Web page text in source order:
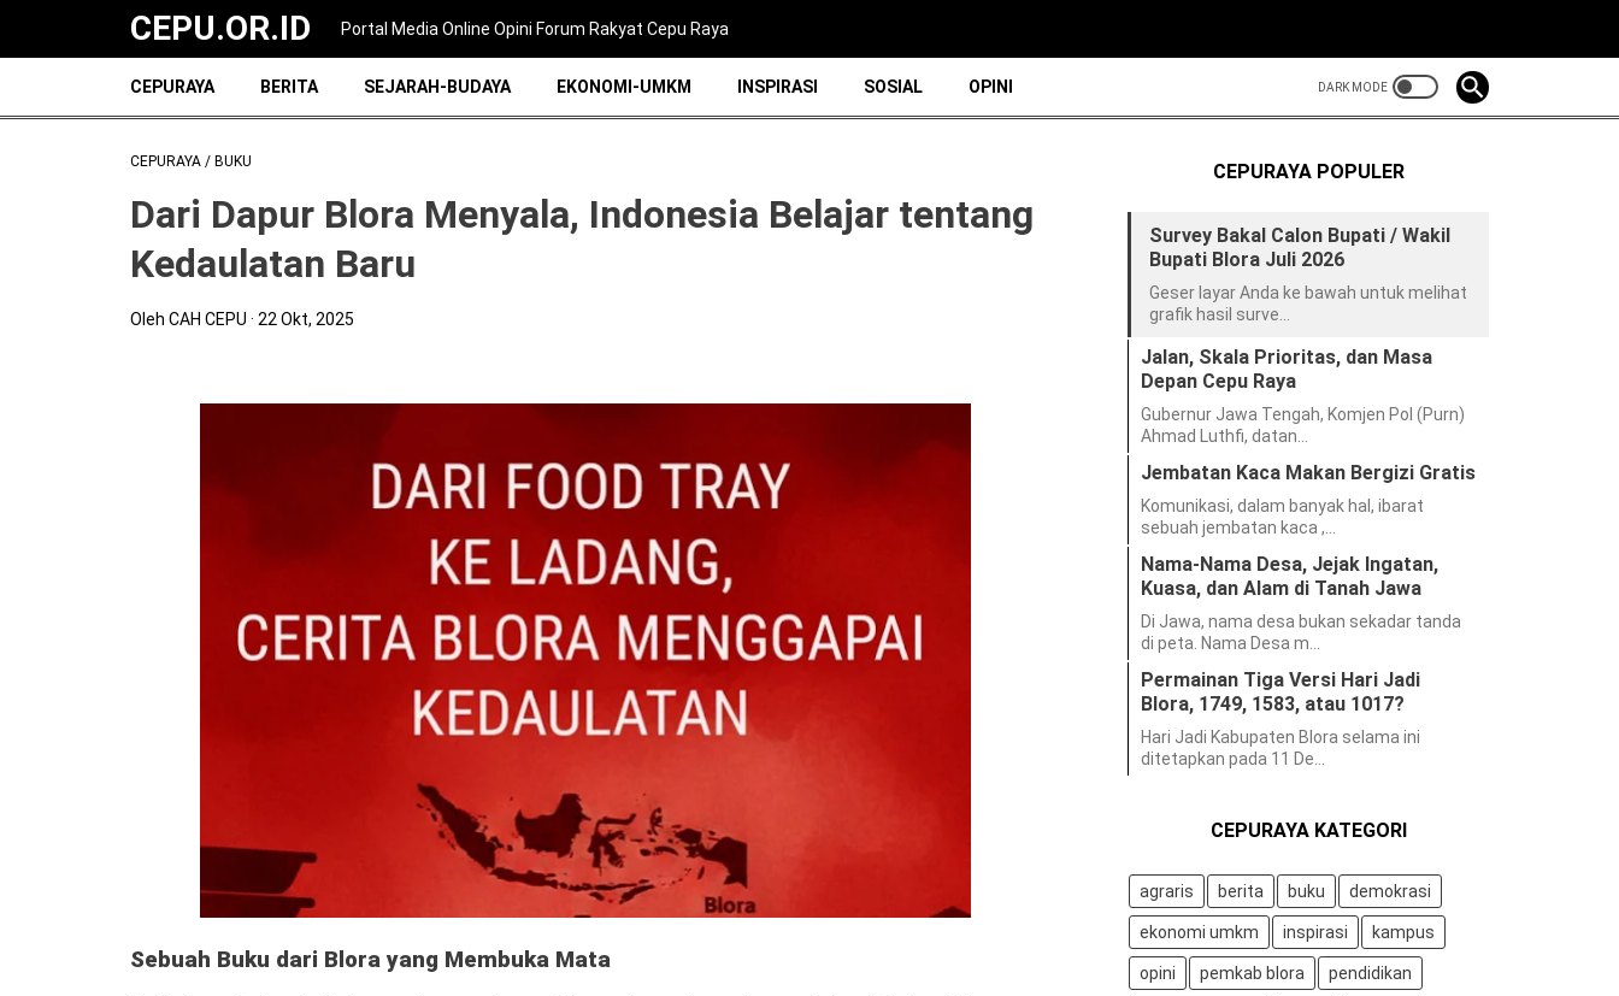
CEPU.OR.ID Portal Media Online Opini Forum Rakyat Cepu Raya
CEPURAYA BERITA SEJARAH-BUDAYA EKONOMI-UMKM INSPIRASI SOSIAL OPINI
CEPURAYA / BUKU
Dari Dapur Blora Menyala, Indonesia Belajar tentang
Kedaulatan Baru
Oleh CAH CEPU 22 Okt, 2025
Sebuah Buku dari Blora yang Membuka Mata
CEPURAYA POPULER
Survey Bakal Calon Bupati / Wakil
Bupati Blora Juli 2026
Geser layar Anda ke bawah untuk melihat
grafik hasil surve…
Jalan, Skala Prioritas, dan Masa
Depan Cepu Raya
Gubernur Jawa Tengah, Komjen Pol (Purn)
Ahmad Luthfi, datan…
Jembatan Kaca Makan Bergizi Gratis
Komunikasi, dalam banyak hal, ibarat
sebuah jembatan kaca ,…
Nama-Nama Desa, Jejak Ingatan,
Kuasa, dan Alam di Tanah Jawa
Di Jawa, nama desa bukan sekadar tanda
di peta. Nama Desa m…
Permainan Tiga Versi Hari Jadi
Blora, 1749, 1583, atau 1017?
Hari Jadi Kabupaten Blora selama ini
ditetapkan pada 11 De…
CEPURAYA KATEGORI
agraris berita buku demokrasi
ekonomi umkm inspirasi kampus
opini pemkab blora pendidikan